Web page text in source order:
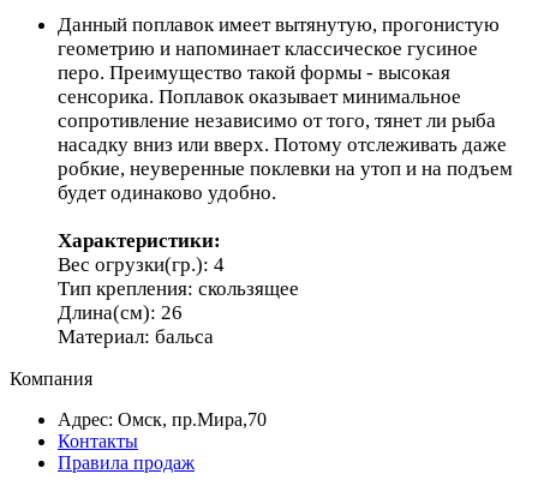
Данный поплавок имеет вытянутую, прогонистую
геометрию и напоминает классическое гусиное
перо. Преимущество такой формы - высокая
сенсорика. Поплавок оказывает минимальное
сопротивление независимо от того, тянет ли рыба
насадку вниз или вверх. Потому отслеживать даже
робкие, неуверенные поклевки на утоп и на подъем
будет одинаково удобно.
Характеристики:
Вес огрузки(гр.): 4
Тип крепления: скользящее
Длина(см): 26
Материал: бальса
Компания
Адрес: Омск, пр.Мира,70
Контакты
Правила продаж